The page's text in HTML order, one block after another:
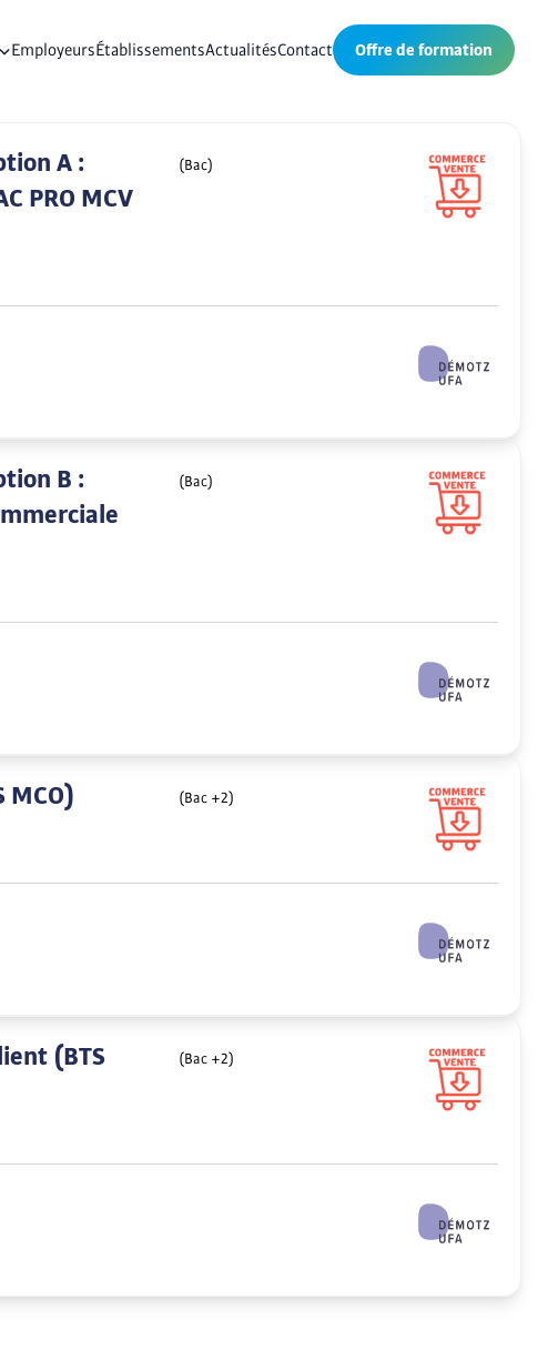
EmployeursÉtablissementsActualitésContact Offre de formation
A :
PRO MCV
(Bac)
B :
(Bac)
MCO)
(Bac +2)
(BTS
(Bac +2)